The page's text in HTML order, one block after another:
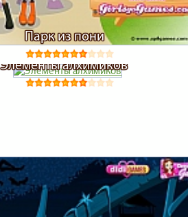
Парк из пони
Элементы алхимиков